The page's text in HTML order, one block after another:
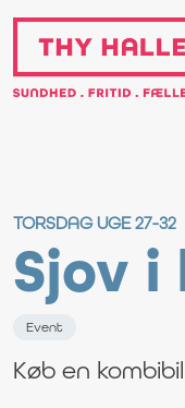
TORSDAG UGE 27-32
Sjov i
Event
Køb en